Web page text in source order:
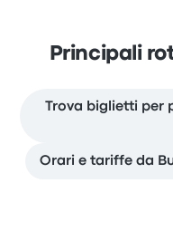
Principali
Trova biglietti per
Orari e tariffe da